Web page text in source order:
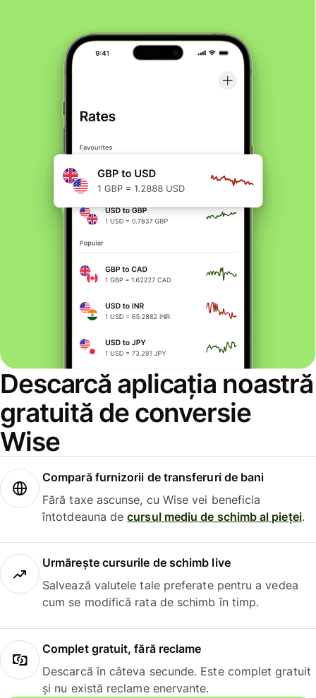
Descarcă aplicația noastră
gratuită de conversie
Wise
Compară furnizorii de transferuri de bani
Fără taxe ascunse, cu Wise vei beneficia
întotdeauna decursul mediu de schimb al pieței.
Urmărește cursurile de schimb live
Salvează valutele tale preferate pentru a vedea
cum se modifică rata de schimb în timp.
Complet gratuit, fără reclame
Descarcă în câteva secunde. Este complet gratuit
și nu există reclame enervante.